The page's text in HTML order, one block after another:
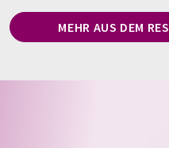
MEHR AUS DEM